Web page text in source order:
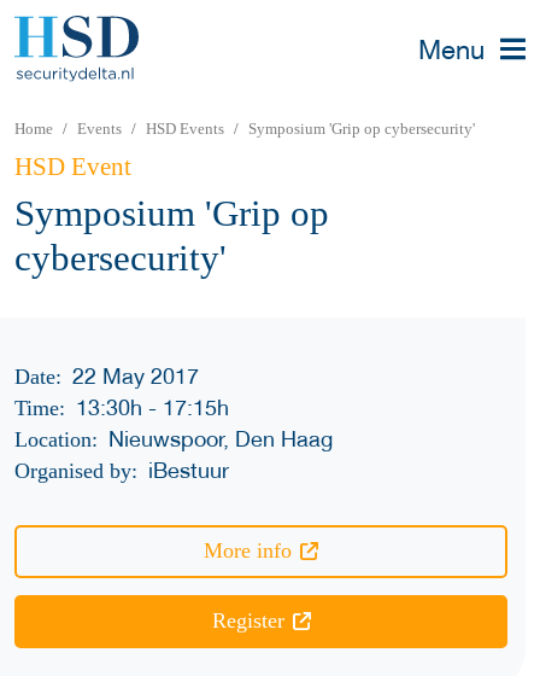
Menu
Home Events HSD Events Symposium 'Grip op cybersecurity'
HSD Event
Symposium 'Grip op
cybersecurity'
Date: 22 May 2017
Time: 13:30h- 17:15h
Location: Nieuwspoor, Den Haag
Organised by: iBestuur
More info
Register